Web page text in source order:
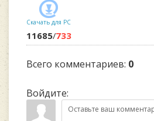
Скачать для PC
11685/733
Всего комментариев: 0
Войдите: